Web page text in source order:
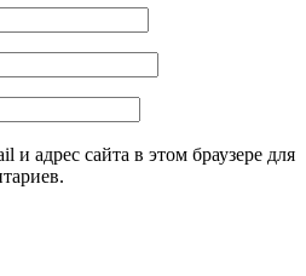
и адрес сайта в этом браузере для